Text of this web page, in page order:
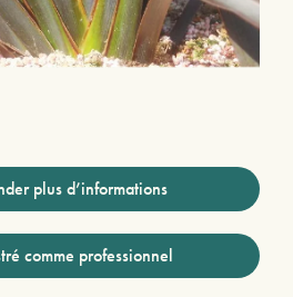
plus d’informations
comme professionnel